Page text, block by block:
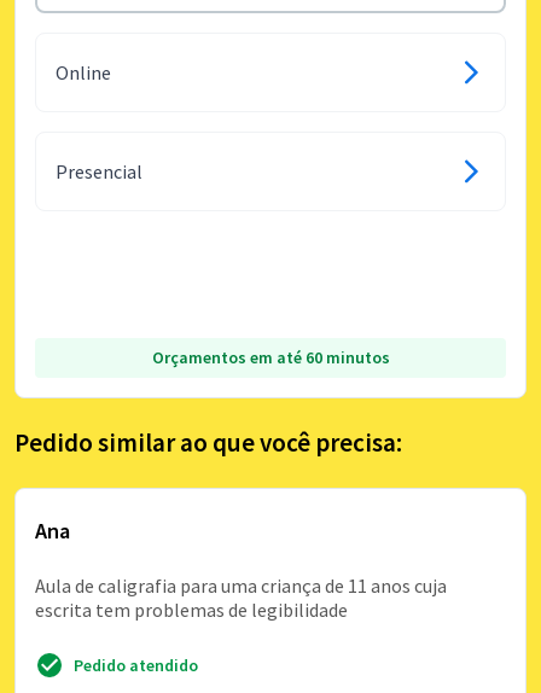
Online
Presencial
Orçamentos em até 60 minutos
Pedido similar ao que você precisa:
Ana
Aula de caligrafia para uma criança de 11 anos cuja
escrita tem problemas de legibilidade
Pedido atendido